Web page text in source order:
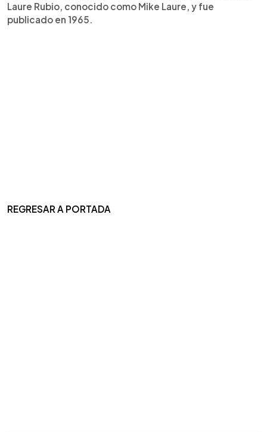
Laure Rubio, conocido como Mike Laure, y fue
publicado en 1965.
REGRESAR A PORTADA